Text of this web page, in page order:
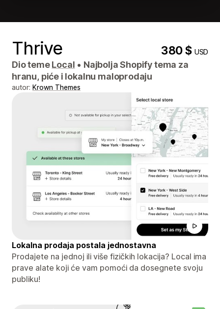
Thrive 380 $USD
Dio temeLocal • Najbolja Shopify tema za
hranu, piće i lokalnu maloprodaju
autor: Krown Themes
Lokalna prodaja postala jednostavna
Prodajete na jednoj ili više fizičkih lokacija? Local ima
prave alate koji će vam pomoći da dosegnete svoju
publiku!